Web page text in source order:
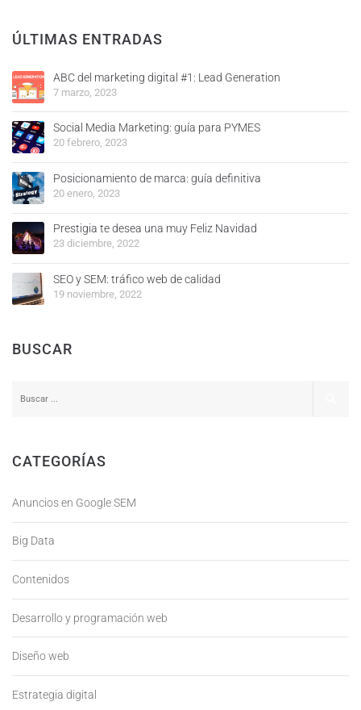
ÚLTIMAS ENTRADAS
ABC del marketing digital #1: Lead Generation
7 marzo, 2023
Social Media Marketing: guía para PYMES
20 febrero, 2023
Posicionamiento de marca: guía definitiva
20 enero, 2023
Prestigia te desea una muy Feliz Navidad
23 diciembre, 2022
SEO y SEM: tráfico web de calidad
19 noviembre, 2022
BUSCAR
CATEGORÍAS
Anuncios en Google SEM
Big Data
Contenidos
Desarrollo y programación web
Diseño web
Estrategia digital